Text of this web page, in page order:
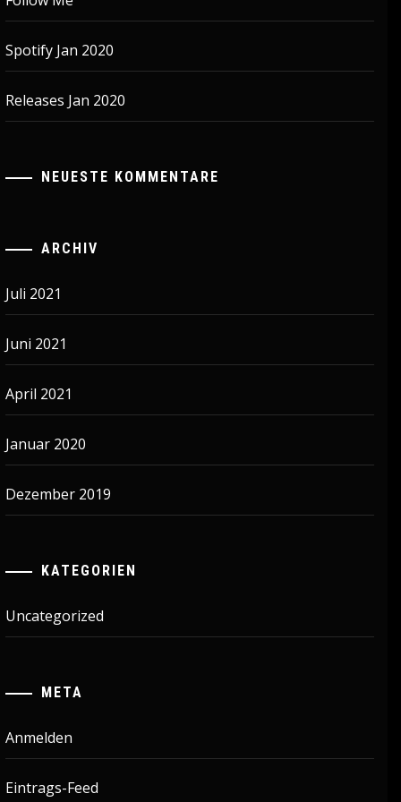
Spotify Jan 2020
Releases Jan 2020
NEUESTE KOMMENTARE
ARCHIV
Juli 2021
Juni 2021
April 2021
Januar 2020
Dezember 2019
KATEGORIEN
Uncategorized
META
Anmelden
Eintrags-Feed